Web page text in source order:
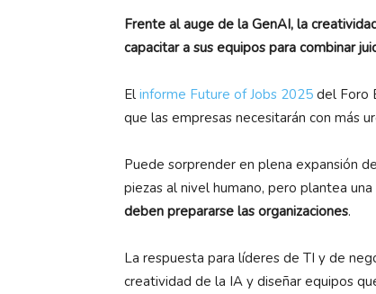
Frente al auge de la GenAI, la
capacitar a sus equipos para combinar
El informe Future of Jobs 2025 del Foro
que las empresas necesitarán con más
Puede sorprender en plena expansión
piezas al nivel humano, pero plantea
deben prepararse las organizaciones.
La respuesta para líderes de TI y de
creatividad de la IA y diseñar equipos